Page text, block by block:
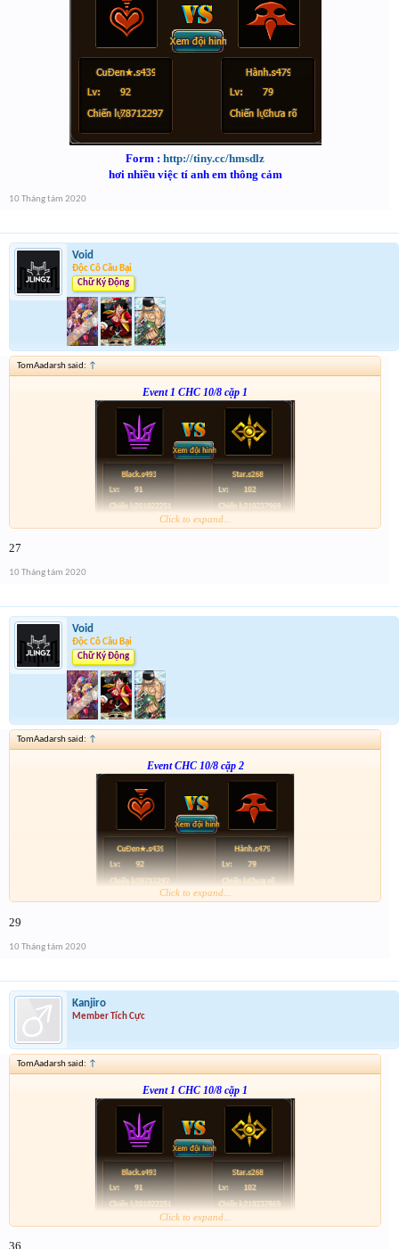
Form : http://tiny.cc/hmsdlz
hơi nhiều việc tí anh em thông cảm
10 Tháng tám 2020
Void
Độc Cô Cầu Bại
Chữ Ký Động
TomAadarsh said: ↑
Event 1 CHC 10/8 cặp 1
Click to expand...
27
10 Tháng tám 2020
Void
Độc Cô Cầu Bại
Chữ Ký Động
TomAadarsh said: ↑
Event CHC 10/8 cặp 2
Click to expand...
29
10 Tháng tám 2020
Kanjiro
Member Tích Cực
TomAadarsh said: ↑
Event 1 CHC 10/8 cặp 1
Click to expand...
36